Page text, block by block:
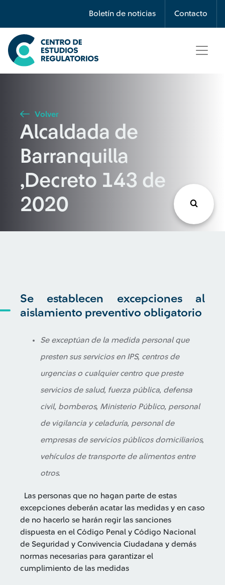
Boletín de noticias Contacto
Búsqueda
Seleccione país
Buscar
Volver
Alcaldada de
Barranquilla
,Decreto 143 de
2020
Se establecen excepciones al
aislamiento preventivo obligatorio
Se exceptúan de la medida personal que
presten sus servicios en IPS, centros de
urgencias o cualquier centro que preste
servicios de salud, fuerza pública, defensa
civil, bomberos, Ministerio Público, personal
de vigilancia y celaduría, personal de
empresas de servicios públicos domiciliarios,
vehículos de transporte de alimentos entre
otros.
Las personas que no hagan parte de estas
excepciones deberán acatar las medidas y en caso
de no hacerlo se harán regir las sanciones
dispuesta en el Código Penal y Código Nacional
de Seguridad y Convivencia Ciudadana y demás
normas necesarias para garantizar el
cumplimiento de las medidas